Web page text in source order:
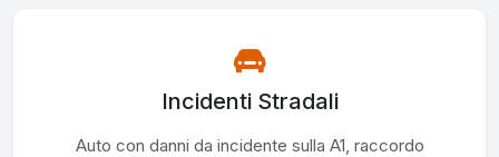
Incidenti Stradali
Auto con danni da incidente sulla A1, raccordo